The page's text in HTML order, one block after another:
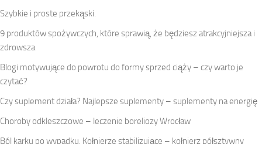
Szybkie i proste przekąski.
9 produktów spożywczych, które sprawią, że będziesz atrakcyjniejsza i
zdrowsza
Blogi motywujące do powrotu do formy sprzed ciąży – czy warto je
czytać?
Czy suplement działa? Najlepsze suplementy – suplementy na energię
Choroby odkleszczowe – leczenie boreliozy Wrocław
Ból karku po wypadku. Kołnierze stabilizujące – kołnierz półsztywny